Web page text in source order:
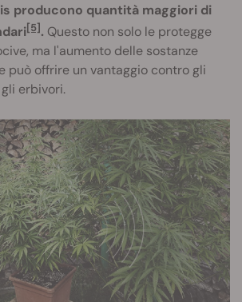
producono quantità maggiori di
[5]. Questo non solo le protegge
ma l'aumento delle sostanze
può offrire un vantaggio contro gli
erbivori.